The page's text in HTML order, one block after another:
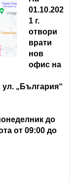
01.10.202
1 г.
отвори
врати
нов
офис на
„България“
до
от 09:00 до